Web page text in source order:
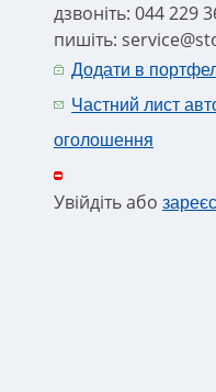
дзвоніть: 044 229
пишіть:
Додати в
Частний лист
оголошення
Увійдіть або